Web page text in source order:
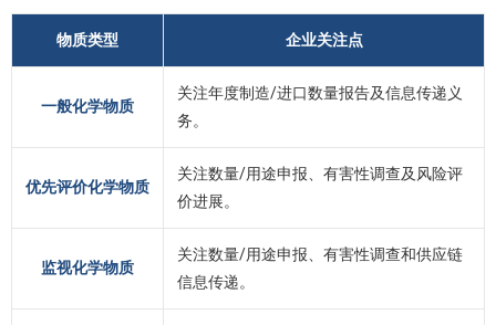
物质类型 企业关注点
一般化学物质
关注年度制造/进口数量报告及信息传递义
务。
优先评价化学物质
关注数量/用途申报、有害性调查及风险评
价进展。
监视化学物质
关注数量/用途申报、有害性调查和供应链
信息传递。